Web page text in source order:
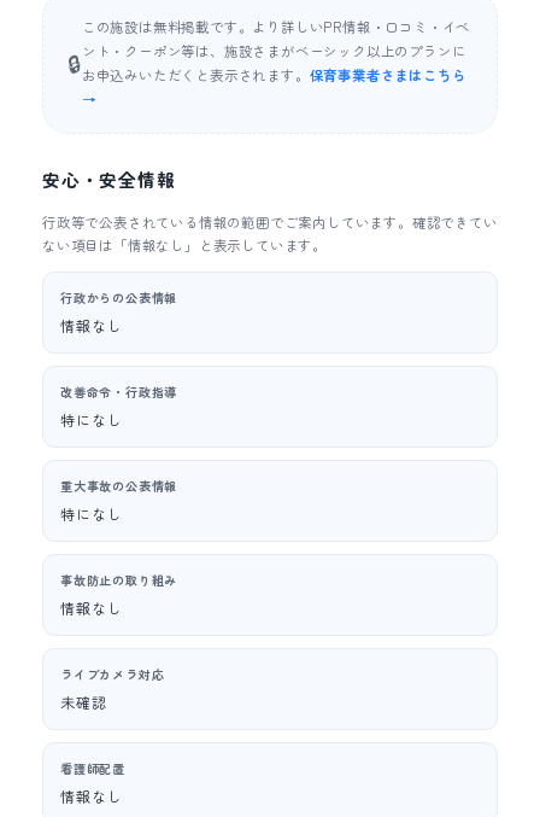
🔒
この施設は無料掲載です。より詳しいPR情報・口コミ・イベ
ント・クーポン等は、施設さまがベーシック以上のプランに
お申込みいただくと表示されます。 保育事業者さまはこちら
→
安心・安全情報
行政等で公表されている情報の範囲でご案内しています。確認できてい
ない項目は「情報なし」と表示しています。
行政からの公表情報
情報なし
改善命令・行政指導
特になし
重大事故の公表情報
特になし
事故防止の取り組み
情報なし
ライブカメラ対応
未確認
看護師配置
情報なし